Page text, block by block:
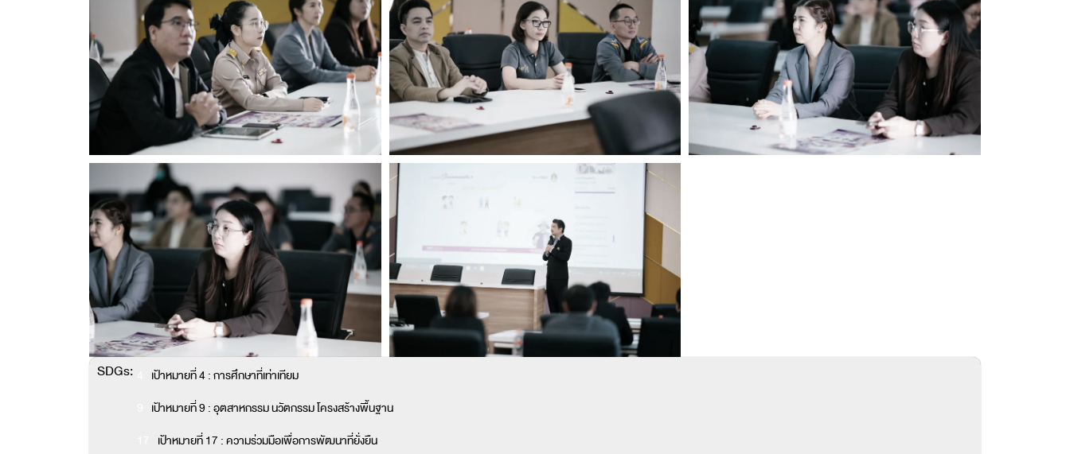
SDGs:
เป้าหมายที่ 4 : การศึกษาที่เท่าเทียม
เป้าหมายที่ 9 : อุตสาหกรรม นวัตกรรม โครงสร้างพื้นฐาน
เป้าหมายที่ 17 : ความร่วมมือเพื่อการพัฒนาที่ยั่งยืน